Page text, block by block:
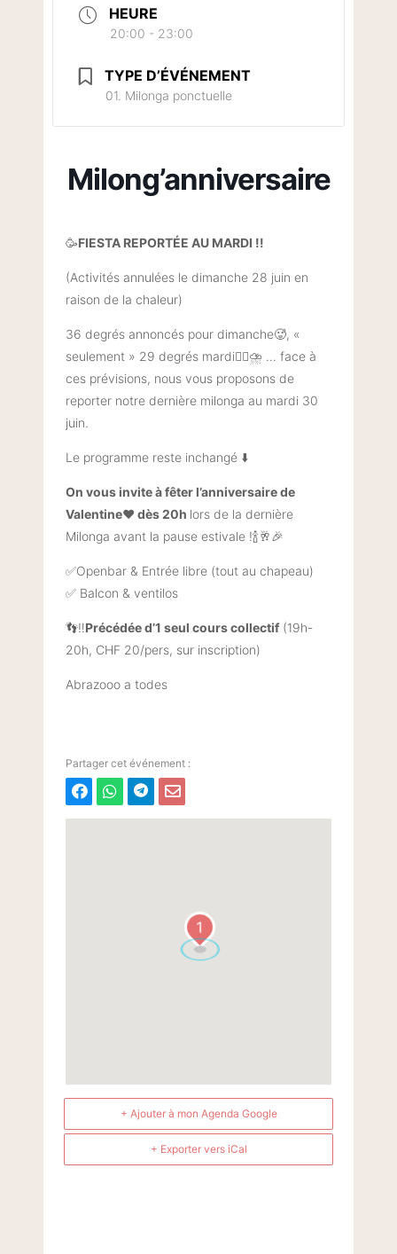
HEURE
20:00 - 23:00
TYPE D’ÉVÉNEMENT
01. Milonga ponctuelle
Milong’anniversaire
🥳FIESTA REPORTÉE AU MARDI !!
(Activités annulées le dimanche 28 juin en
raison de la chaleur)
36 degrés annoncés pour dimanche🥵, «
seulement » 29 degrés mardi😮‍💨⛈️ … face à
ces prévisions, nous vous proposons de
reporter notre dernière milonga au mardi 30
juin.
Le programme reste inchangé ⬇️
On vous invite à fêter l’anniversaire de
Valentine❤️ dès 20h lors de la dernière
Milonga avant la pause estivale !🍾🥂🎉
✅Openbar & Entrée libre (tout au chapeau)
✅ Balcon & ventilos
👣‼️Précédée d’1 seul cours collectif (19h-
20h, CHF 20/pers, sur inscription)
Abrazooo a todes
1
+ Ajouter à mon Agenda Google
+ Exporter vers iCal